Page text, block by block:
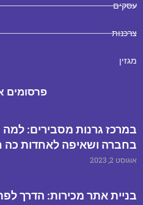
עסקים
צרכנות
מגזין
פרסומים
במרכז גרנות מסבירים: למה
בחברה ושאיפה לאחדות כה
אוגוסט 2, 2023
בניית אתר מכירות: הדרך